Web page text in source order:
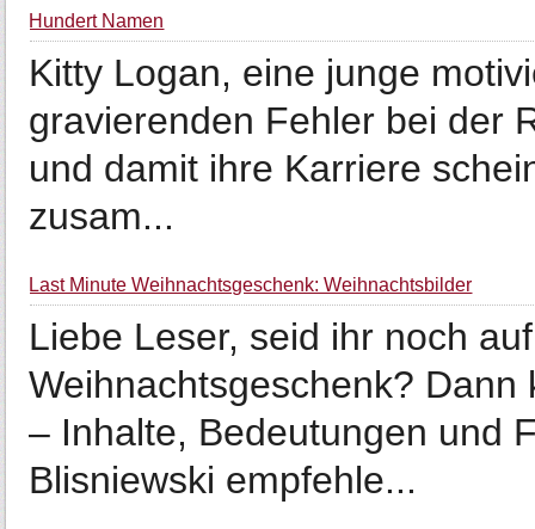
Hundert Namen
Kitty Logan, eine junge
gravierenden Fehler bei der
und damit ihre Karriere
zusam...
Last Minute Weihnachtsgeschenk: Weihnachtsbilder
Liebe Leser, seid ihr noch
Weihnachtsgeschenk? Dann
– Inhalte, Bedeutungen und
Blisniewski empfehle...